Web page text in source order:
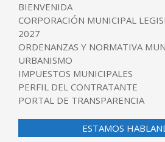
BIENVENIDA
CORPORACIÓN MUNICIPAL
2027
ORDENANZAS Y NORMATIVA
URBANISMO
IMPUESTOS MUNICIPALES
PERFIL DEL CONTRATANTE
PORTAL DE TRANSPARENCIA
ESTAMOS